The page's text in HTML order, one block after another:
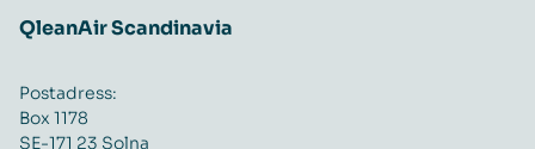
QleanAir Scandinavia
Postadress:
Box 1178
SE-171 23 Solna